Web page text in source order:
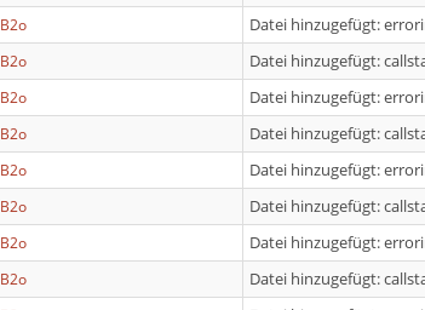
B2o
Datei hinzugefügt:
B2o
Datei hinzugefügt:
B2o
Datei hinzugefügt:
B2o
Datei hinzugefügt:
B2o
Datei hinzugefügt:
B2o
Datei hinzugefügt:
B2o
Datei hinzugefügt:
B2o
Datei hinzugefügt: